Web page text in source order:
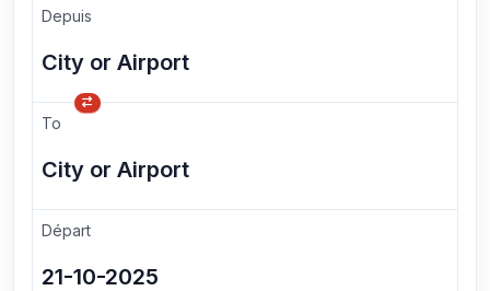
Depuis
To
Départ